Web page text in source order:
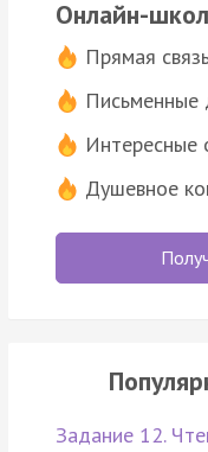
Онлайн-
Прямая
Письменные
Интересные
Душевное
Задание 12.